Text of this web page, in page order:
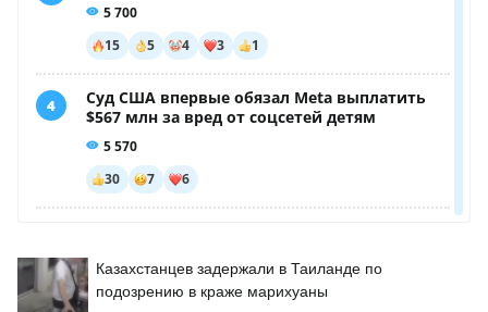
Казахстанцев задержали в Таиланде по
подозрению в краже марихуаны